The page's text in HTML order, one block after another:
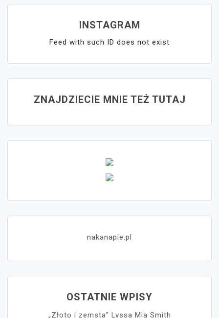
INSTAGRAM
Feed with such ID does not exist
ZNAJDZIECIE MNIE TEŻ TUTAJ
nakanapie.pl
OSTATNIE WPISY
„Złoto i zemsta” Lyssa Mia Smith